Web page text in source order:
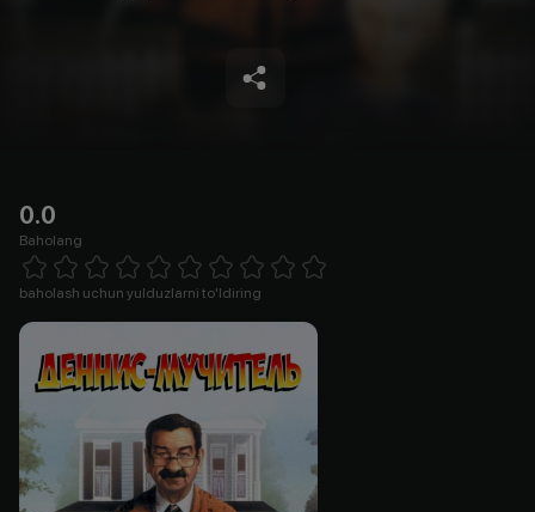
0.0
Baholang
1 Star 2 Stars 3 Stars 4 Stars5 Stars 6 Stars7 Stars8 Stars
baholash uchun yulduzlarni to'ldiring